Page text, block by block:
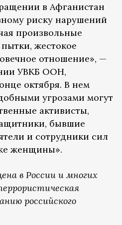
в Афганистан
риску нарушений
произвольные
жестокое
отношение», —
УВКБ ООН,
октября. В нем
угрозами могут
активисты,
бывшие
и сотрудники сил
женщины».
в России и многих
российского